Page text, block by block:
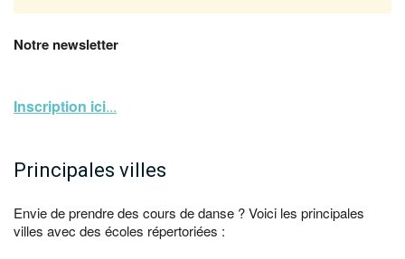
Notre newsletter
Inscription ici...
Principales villes
Envie de prendre des cours de danse ? Voici les principales
villes avec des écoles répertoriées :